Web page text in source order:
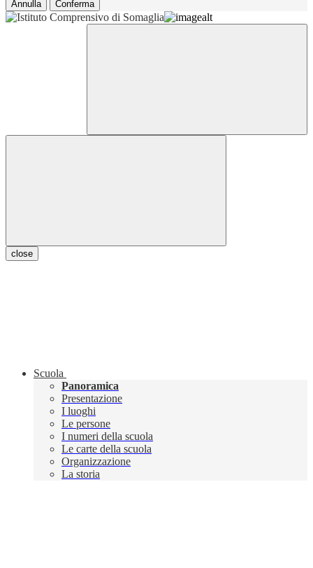
Annulla Conferma
close
Scuola
Panoramica
Presentazione
I luoghi
Le persone
I numeri della scuola
Le carte della scuola
Organizzazione
La storia